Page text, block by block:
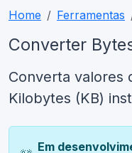
Home Ferramentas
Converter
Converta valores
Kilobytes (KB)
Em